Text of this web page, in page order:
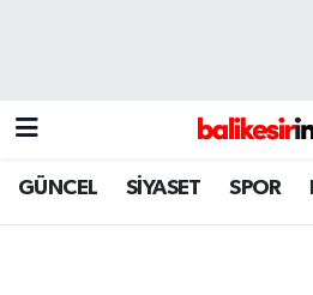
GÜNCEL SİYASET SPOR